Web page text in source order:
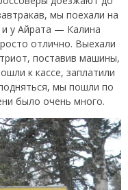
мы поехали на
и у Айрата — Калина
отлично. Выехали
поставив машины,
к кассе, заплатили
мы пошли по
было очень много.